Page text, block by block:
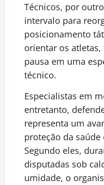
Técnicos, por
intervalo para
posicionamento
orientar os
pausa em uma
técnico.
Especialistas em
entretanto,
representa um
proteção da
Segundo eles,
disputadas sob
umidade, o